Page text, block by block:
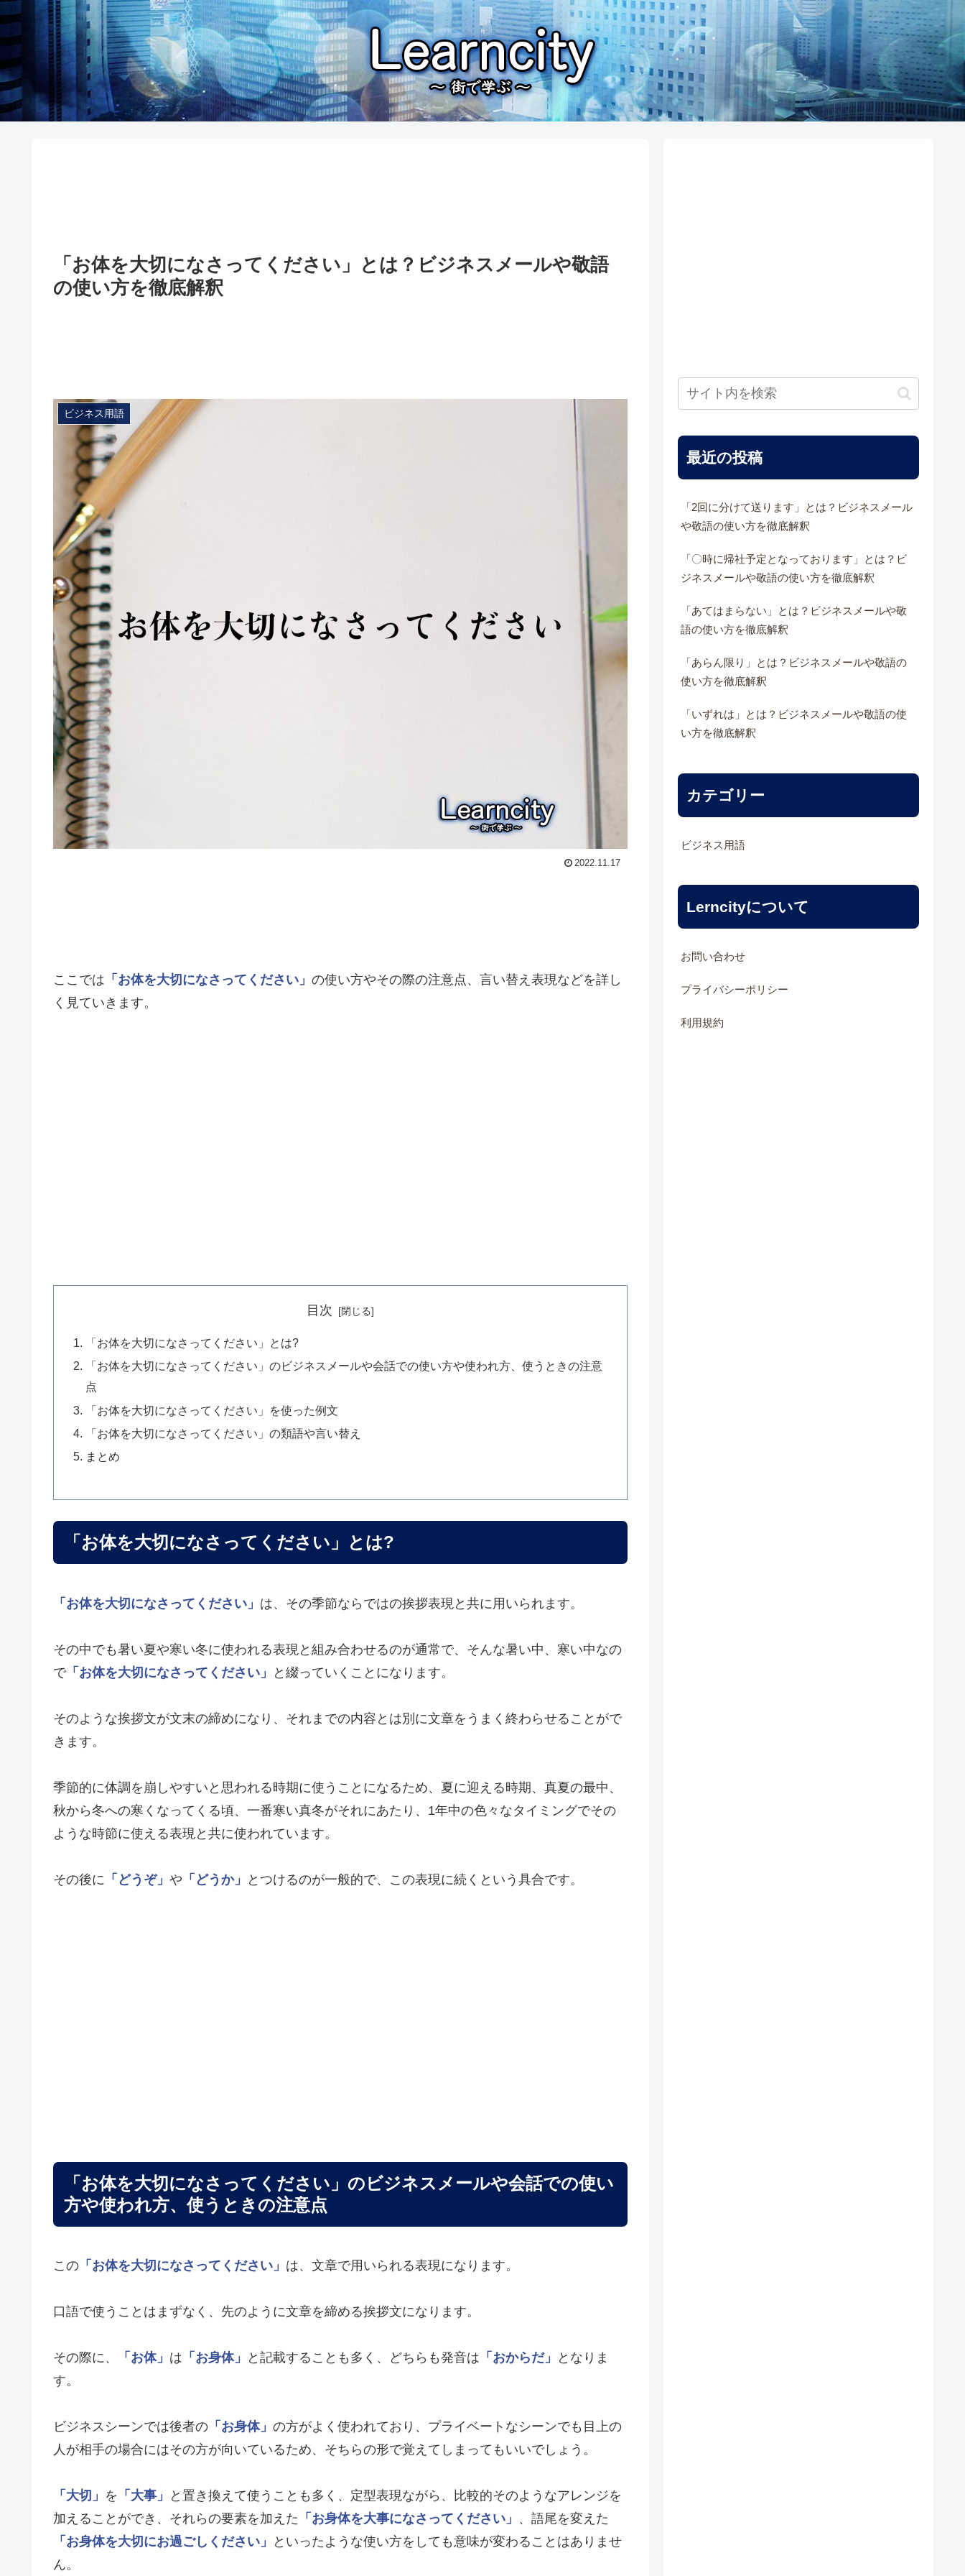
「お体を大切になさってください」とは？ビジネスメールや敬語
の使い方を徹底解釈
ビジネス用語
2022.11.17
ここでは 「お体を大切になさってください」 の使い方やその際の注意点、言い替え表現などを詳し
く見ていきます。
目次
「お体を大切になさってください」とは?
「お体を大切になさってください」のビジネスメールや会話での使い方や使われ方、使うときの注意
点
「お体を大切になさってください」を使った例文
「お体を大切になさってください」の類語や言い替え
まとめ
「お体を大切になさってください」とは?
「お体を大切になさってください」 は、その季節ならではの挨拶表現と共に用いられます。
その中でも暑い夏や寒い冬に使われる表現と組み合わせるのが通常で、そんな暑い中、寒い中なの
で「お体を大切になさってください」 と綴っていくことになります。
そのような挨拶文が文末の締めになり、それまでの内容とは別に文章をうまく終わらせることがで
きます。
季節的に体調を崩しやすいと思われる時期に使うことになるため、夏に迎える時期、真夏の最中、
秋から冬への寒くなってくる頃、一番寒い真冬がそれにあたり、1年中の色々なタイミングでその
ような時節に使える表現と共に使われています。
その後に 「どうぞ」 や 「どうか」 とつけるのが一般的で、この表現に続くという具合です。
「お体を大切になさってください」のビジネスメールや会話での使い
方や使われ方、使うときの注意点
この 「お体を大切になさってください」 は、文章で用いられる表現になります。
口語で使うことはまずなく、先のように文章を締める挨拶文になります。
その際に、 「お体」 は 「お身体」 と記載することも多く、どちらも発音は 「おからだ」
となりま
す。
ビジネスシーンでは後者の 「お身体」 の方がよく使われており、プライベートなシーンでも目上の
人が相手の場合にはその方が向いているため、そちらの形で覚えてしまってもいいでしょう。
「大切」 を 「大事」
と置き換えて使うことも多く、定型表現ながら、比較的そのようなアレンジを
加えることができ、それらの要素を加えた 「お身体を大事になさってください」 、語尾を変えた
「お身体を大切にお過ごしください」
といったような使い方をしても意味が変わることはありませ
ん。
最近の投稿
「2回に分けて送ります」とは？ビジネスメール
や敬語の使い方を徹底解釈
「〇時に帰社予定となっております」とは？ビ
ジネスメールや敬語の使い方を徹底解釈
「あてはまらない」とは？ビジネスメールや敬
語の使い方を徹底解釈
「あらん限り」とは？ビジネスメールや敬語の
使い方を徹底解釈
「いずれは」とは？ビジネスメールや敬語の使
い方を徹底解釈
カテゴリー
ビジネス用語
Lerncityについて
お問い合わせ
プライバシーポリシー
利用規約